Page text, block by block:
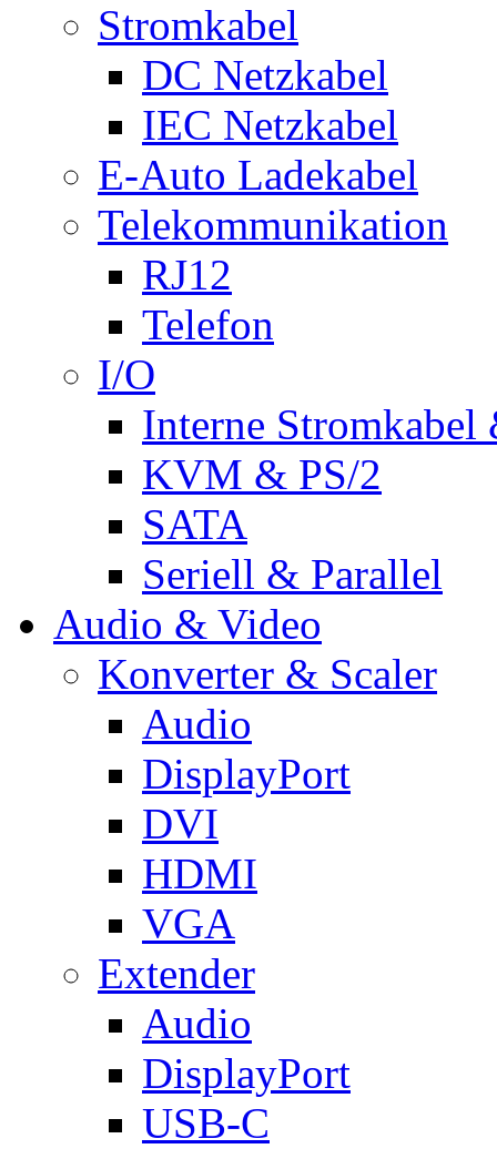
Stromkabel
DC Netzkabel
IEC Netzkabel
E-Auto Ladekabel
Telekommunikation
RJ12
Telefon
I/O
Interne Stromkabel
KVM & PS/2
SATA
Seriell & Parallel
Audio & Video
Konverter & Scaler
Audio
DisplayPort
DVI
HDMI
VGA
Extender
Audio
DisplayPort
USB-C